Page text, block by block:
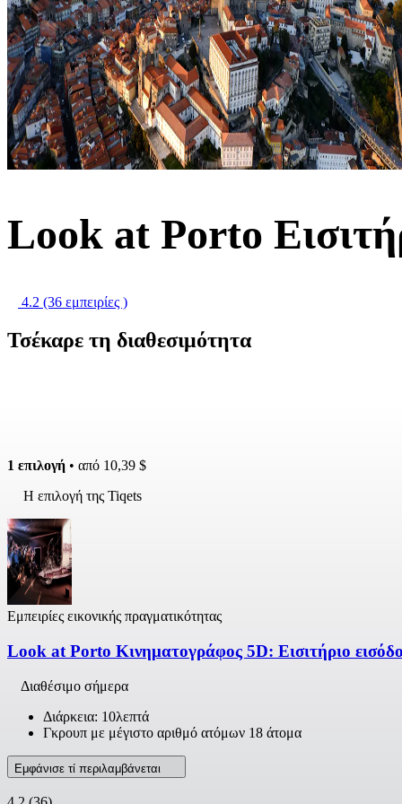
Look at Porto
4.2 (36 εμπειρίες )
Τσέκαρε τη διαθεσιμότητα
1 επιλογή • από 10,39 $
Η επιλογή της Tiqets
Εμπειρίες εικονικής πραγματικότητας
Look at Porto Κινηματογράφος 5D: Εισιτήριο
Διαθέσιμο σήμερα
Διάρκεια: 10λεπτά
Γκρουπ με μέγιστο αριθμό ατόμων 18 άτομα
Εμφάνισε τί περιλαμβάνεται